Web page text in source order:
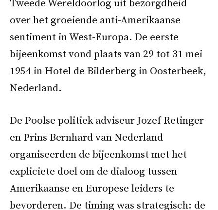
Tweede Wereldoorlog uit bezorgdheid
over het groeiende anti-Amerikaanse
sentiment in West-Europa. De eerste
bijeenkomst vond plaats van 29 tot 31 mei
1954 in Hotel de Bilderberg in Oosterbeek,
Nederland.
De Poolse politiek adviseur Jozef Retinger
en Prins Bernhard van Nederland
organiseerden de bijeenkomst met het
expliciete doel om de dialoog tussen
Amerikaanse en Europese leiders te
bevorderen. De timing was strategisch: de